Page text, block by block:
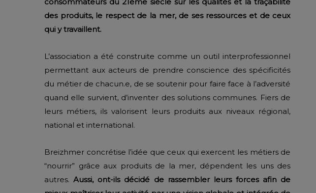
des produits, le respect de la mer, de ses ressources et de ceux
qui y travaillent.
L’association a été construite comme un outil interprofessionnel
permettant aux acteurs de prendre conscience des spécificités
du métier de chacun.e, de se soutenir pour faire face à l’adversité
quand elle survient, d’inventer des solutions communes. Fiers de
leurs métiers, ils valorisent leurs produits aux niveaux régional,
national et international.
Breizhmer concrétise l’idée que ceux qui exercent les métiers de
“nourrir” grâce aux produits de la mer, dépendent les uns des
autres.Aussi, ont-ils décidé de rassembler leurs forces afin de